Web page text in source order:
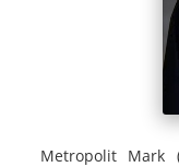
Metropolit Mark